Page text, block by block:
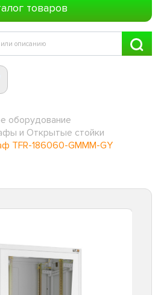
товаров
оборудование
и Открытые стойки
TFR-186060-GMMM-GY